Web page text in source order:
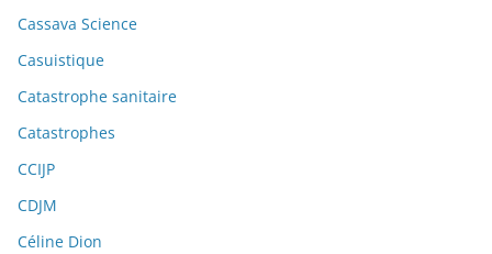
Cassava Science
Casuistique
Catastrophe sanitaire
Catastrophes
CCIJP
CDJM
Céline Dion